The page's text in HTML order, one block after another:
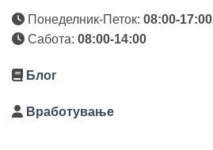
Понеделник-Петок: 08:00-17:00
Сабота: 08:00-14:00
Блог
Вработување